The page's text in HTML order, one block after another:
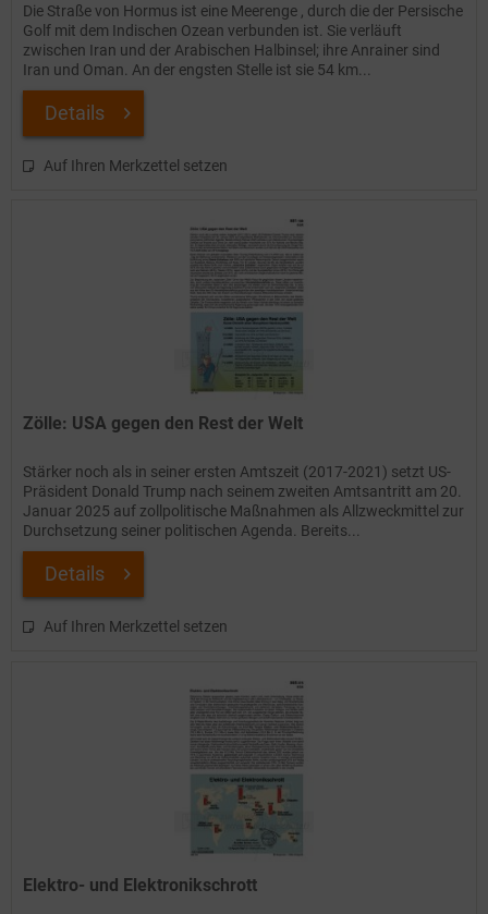
Die Straße von Hormus ist eine Meerenge , durch die der Persische
Golf mit dem Indischen Ozean verbunden ist. Sie verläuft
zwischen Iran und der Arabischen Halbinsel; ihre Anrainer sind
Iran und Oman. An der engsten Stelle ist sie 54 km...
Details
Auf Ihren Merkzettel setzen
Zölle: USA gegen den Rest der Welt
Stärker noch als in seiner ersten Amtszeit (2017-2021) setzt US-
Präsident Donald Trump nach seinem zweiten Amtsantritt am 20.
Januar 2025 auf zollpolitische Maßnahmen als Allzweckmittel zur
Durchsetzung seiner politischen Agenda. Bereits...
Details
Auf Ihren Merkzettel setzen
Elektro- und Elektronikschrott